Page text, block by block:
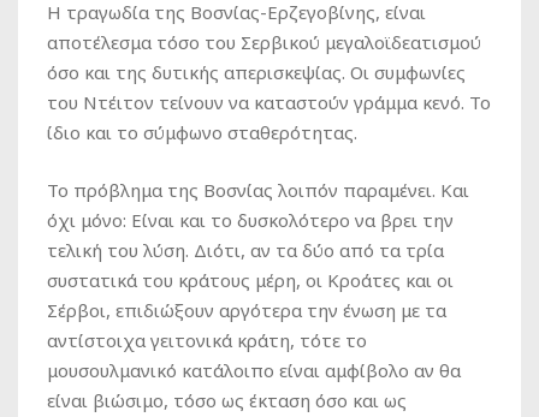
Η τραγωδία της Βοσνίας-Ερζεγοβίνης, είναι
αποτέλεσμα τόσο του Σερβικού μεγαλοϊδεατισμού
όσο και της δυτικής απερισκεψίας. Οι συμφωνίες
του Ντέιτον τείνουν να καταστούν γράμμα κενό. Το
ίδιο και το σύμφωνο σταθερότητας.
Το πρόβλημα της Βοσνίας λοιπόν παραμένει. Και
όχι μόνο: Είναι και το δυσκολότερο να βρει την
τελική του λύση. Διότι, αν τα δύο από τα τρία
συστατικά του κράτους μέρη, οι Κροάτες και οι
Σέρβοι, επιδιώξουν αργότερα την ένωση με τα
αντίστοιχα γειτονικά κράτη, τότε το
μουσουλμανικό κατάλοιπο είναι αμφίβολο αν θα
είναι βιώσιμο, τόσο ως έκταση όσο και ως